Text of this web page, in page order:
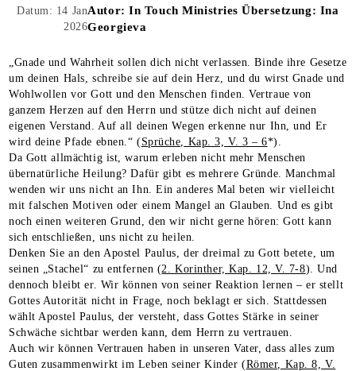
Datum: 14 Jan
2026
Autor: In Touch Ministries Übersetzung: Ina
Georgieva
„Gnade und Wahrheit sollen dich nicht verlassen. Binde ihre Gesetze
um deinen Hals, schreibe sie auf dein Herz, und du wirst Gnade und
Wohlwollen vor Gott und den Menschen finden. Vertraue von
ganzem Herzen auf den Herrn und stütze dich nicht auf deinen
eigenen Verstand. Auf all deinen Wegen erkenne nur Ihn, und Er
wird deine Pfade ebnen.“ (Sprüche, Kap. 3, V. 3 – 6*).
Da Gott allmächtig ist, warum erleben nicht mehr Menschen
übernatürliche Heilung? Dafür gibt es mehrere Gründe. Manchmal
wenden wir uns nicht an Ihn. Ein anderes Mal beten wir vielleicht
mit falschen Motiven oder einem Mangel an Glauben. Und es gibt
noch einen weiteren Grund, den wir nicht gerne hören: Gott kann
sich entschließen, uns nicht zu heilen.
Denken Sie an den Apostel Paulus, der dreimal zu Gott betete, um
seinen „Stachel“ zu entfernen (2. Korinther, Kap. 12, V. 7-8). Und
dennoch bleibt er. Wir können von seiner Reaktion lernen – er stellt
Gottes Autorität nicht in Frage, noch beklagt er sich. Stattdessen
wählt Apostel Paulus, der versteht, dass Gottes Stärke in seiner
Schwäche sichtbar werden kann, dem Herrn zu vertrauen.
Auch wir können Vertrauen haben in unseren Vater, dass alles zum
Guten zusammenwirkt im Leben seiner Kinder (Römer, Kap. 8, V.